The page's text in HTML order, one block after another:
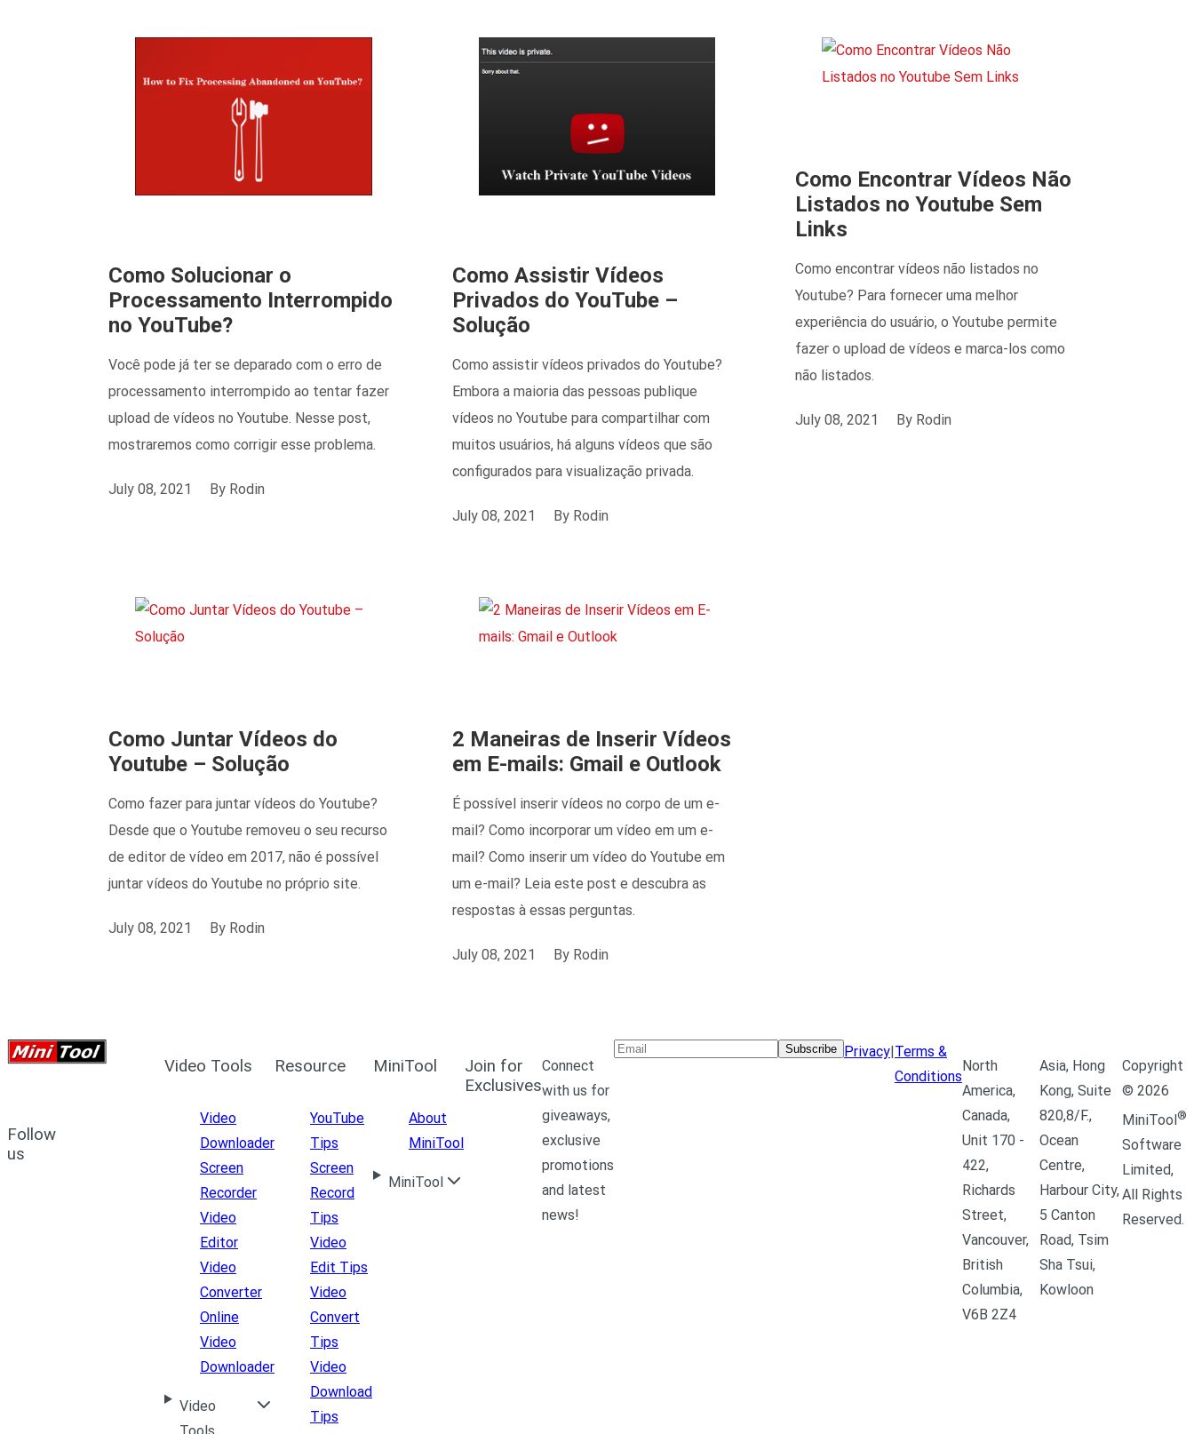
Como Solucionar o
Processamento Interrompido
no YouTube?
Você pode já ter se deparado com o erro de
processamento interrompido ao tentar fazer
upload de vídeos no Youtube. Nesse post,
mostraremos como corrigir esse problema.
July 08, 2021 By Rodin
Como Assistir Vídeos
Privados do YouTube –
Solução
Como assistir vídeos privados do Youtube?
Embora a maioria das pessoas publique
vídeos no Youtube para compartilhar com
muitos usuários, há alguns vídeos que são
configurados para visualização privada.
July 08, 2021 By Rodin
Como Encontrar Vídeos Não
Listados no Youtube Sem
Links
Como encontrar vídeos não listados no
Youtube? Para fornecer uma melhor
experiência do usuário, o Youtube permite
fazer o upload de vídeos e marca-los como
não listados.
July 08, 2021 By Rodin
Como Juntar Vídeos do
Youtube – Solução
Como fazer para juntar vídeos do Youtube?
Desde que o Youtube removeu o seu recurso
de editor de vídeo em 2017, não é possível
juntar vídeos do Youtube no próprio site.
July 08, 2021 By Rodin
2 Maneiras de Inserir Vídeos
em E-mails: Gmail e Outlook
É possível inserir vídeos no corpo de um e-
mail? Como incorporar um vídeo em um e-
mail? Como inserir um vídeo do Youtube em
um e-mail? Leia este post e descubra as
respostas à essas perguntas.
July 08, 2021 By Rodin
Follow
us
Video Tools
Video
Downloader
Screen
Recorder
Video
Editor
Video
Converter
Online
Video
Downloader
Video
Resource
YouTube
Tips
Screen
Record
Tips
Video
Edit Tips
Video
Convert
Tips
Video
Download
Tips
MiniTool
About
MiniTool
MiniTool
Join for
Exclusives
Connect
with us for
giveaways,
exclusive
promotions
and latest
news!
Subscribe Privacy|Terms &
Conditions
North
America,
Canada,
Unit 170 -
422,
Richards
Street,
Vancouver,
British
Columbia,
V6B 2Z4
Asia, Hong
Kong, Suite
820,8/F.,
Ocean
Centre,
Harbour City,
5 Canton
Road, Tsim
Sha Tsui,
Kowloon
Copyright
© 2026
MiniTool ®
Software
Limited,
All Rights
Reserved.